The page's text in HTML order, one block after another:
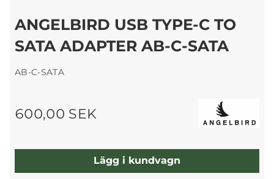
ANGELBIRD USB TYPE-C TO
SATA ADAPTER AB-C-SATA
AB-C-SATA
600,00 SEK
Lägg i kundvagn